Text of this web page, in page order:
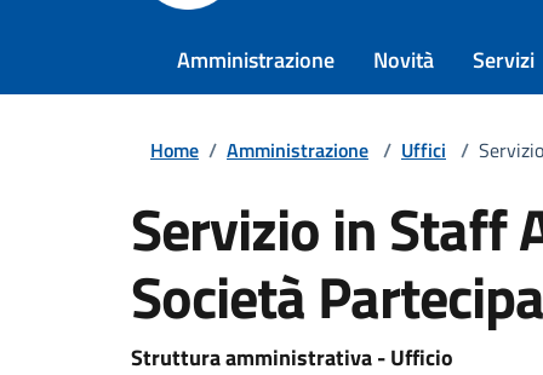
Amministrazione Novità Servizi
Home / Amministrazione / Uffici /
Servizio in Staff
Società
Struttura amministrativa - Ufficio